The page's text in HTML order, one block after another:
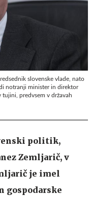
slovenske vlade, nato
notranji minister in direktor
tujini, predvsem v državah
politik,
Zemljarič, v
je imel
gospodarske